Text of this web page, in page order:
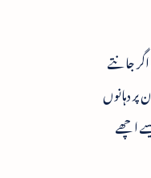
جانتے
دہانوں
اچھے